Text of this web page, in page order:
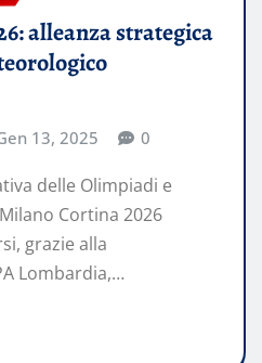
alleanza strategica
13, 2025 0
delle Olimpiadi e
Cortina 2026
grazie alla
Lombardia,…